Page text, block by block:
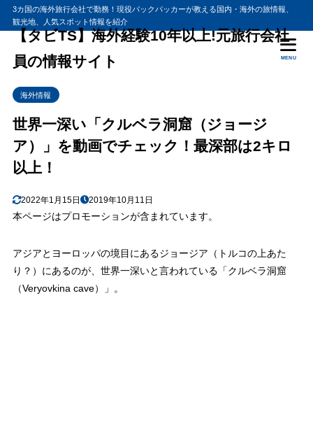
3カ国の海外旅行会社で勤務！現役バックパッカーが教える国内・海外の旅情報、
観光地、人気スポット情報を紹介
【タビTS】海外経験10年以上!元旅行会社
員の情報サイト
MENU
海外情報
世界一深い「クルベラ洞窟（ジョージ
ア）」を動画でチェック！最深部は2キロ
以上！
2022年1月15日 2019年10月11日
本ページはプロモーションが含まれています。
アジアとヨーロッパの境目にあるジョージア（トルコの上あた
り？）にあるのが、世界一深いと言われている「クルベラ洞窟
（Veryovkina cave）」。